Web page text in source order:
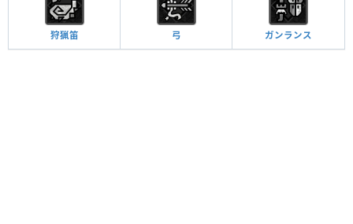
狩猟笛 弓 ガンランス